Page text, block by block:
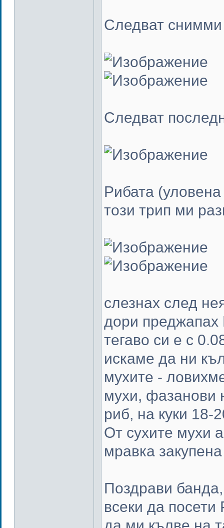
Следват
Следват
Рибата
този трип ми
слезнах след
дори преджапах
тегаво си е с
искаме да ни
мухите -
мухи, фазанови
риб, на куки
От сухите мухи
мравка
Поздрави
всеки да